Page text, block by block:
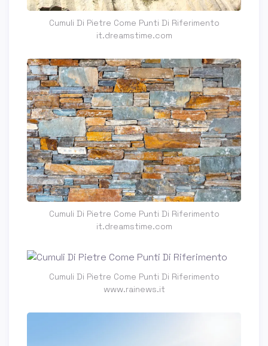
Cumuli Di Pietre Come Punti Di Riferimento
it.dreamstime.com
Cumuli Di Pietre Come Punti Di Riferimento
it.dreamstime.com
Cumuli Di Pietre Come Punti Di Riferimento
www.rainews.it